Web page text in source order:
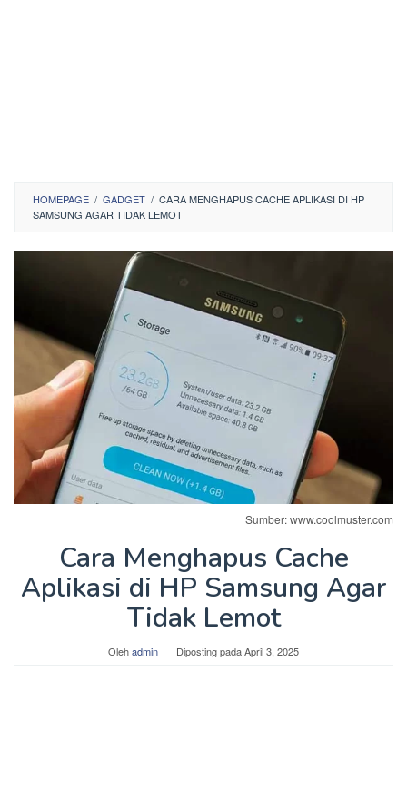
HOMEPAGE / GADGET / CARA MENGHAPUS CACHE APLIKASI DI HP
SAMSUNG AGAR TIDAK LEMOT
Sumber: www.coolmuster.com
Cara Menghapus Cache
Aplikasi di HP Samsung Agar
Tidak Lemot
Olehadmin Diposting padaApril 3, 2025